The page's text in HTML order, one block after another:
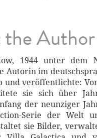
Author
1944 unter dem
Autorin im
und veröffentlichte:
sie sich über
der neunziger
Serie der Welt
sie Bilder,